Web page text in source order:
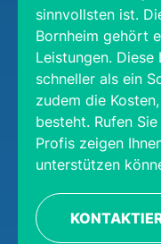
sinnvollsten ist.
Bornheim gehört
Leistungen.
schneller als ein
zudem die
besteht. Rufen
Profis zeigen
unterstützen